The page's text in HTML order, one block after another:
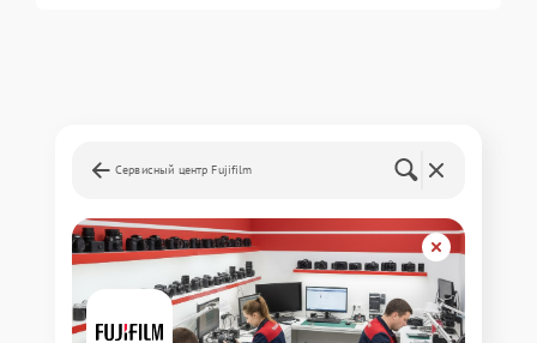
Сервисный центр Fujifilm